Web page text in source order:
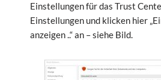
Einstellungen für das Trust
Einstellungen und klicken hier
anzeigen ..“ an – siehe Bild.